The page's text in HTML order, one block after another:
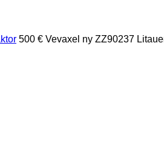
500 € Vevaxel ny ZZ90237